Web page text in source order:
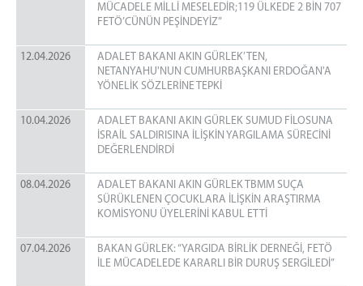
MÜCADELE MİLLİ MESELEDİR;119 ÜLKEDE 2 BİN 707
FETÖ’CÜNÜN PEŞİNDEYİZ”
12.04.2026
ADALET BAKANI AKIN GÜRLEK’TEN,
NETANYAHU'NUN CUMHURBAŞKANI ERDOĞAN'A
YÖNELİK SÖZLERİNE TEPKİ
10.04.2026
ADALET BAKANI AKIN GÜRLEK SUMUD FİLOSUNA
İSRAİL SALDIRISINA İLİŞKİN YARGILAMA SÜRECİNİ
DEĞERLENDİRDİ
08.04.2026
ADALET BAKANI AKIN GÜRLEK TBMM SUÇA
SÜRÜKLENEN ÇOCUKLARA İLİŞKİN ARAŞTIRMA
KOMİSYONU ÜYELERİNİ KABUL ETTİ
07.04.2026
BAKAN GÜRLEK: “YARGIDA BİRLİK DERNEĞİ, FETÖ
İLE MÜCADELEDE KARARLI BİR DURUŞ SERGİLEDİ”